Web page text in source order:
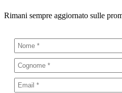
Rimani sempre aggiornato sulle